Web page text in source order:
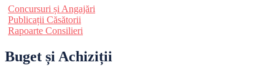
Concursuri și Angajări
Publicații Căsătorii
Rapoarte Consilieri
Buget și Achiziții